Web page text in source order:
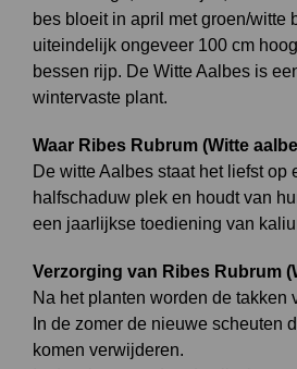
bes bloeit in april met groen/witte
uiteindelijk ongeveer 100 cm
bessen rijp. De Witte Aalbes is
wintervaste plant.
Waar Ribes Rubrum (Witte
De witte Aalbes staat het liefst op
halfschaduw plek en houdt van
een jaarlijkse toediening van
Verzorging van Ribes Rubrum
Na het planten worden de takken
In de zomer de nieuwe scheuten
komen verwijderen.